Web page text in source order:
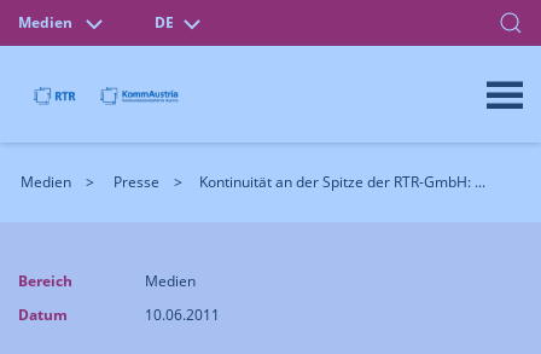
Medien DE
Medien Presse Kontinuität an der Spitze der RTR-GmbH: ...
Bereich
Medien
Datum
10.06.2011